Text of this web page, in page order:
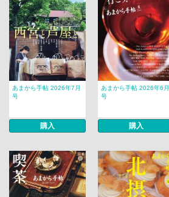
あまから手帖 2026年7月
号
購入
あまから手帖 2026年6月
号
購入